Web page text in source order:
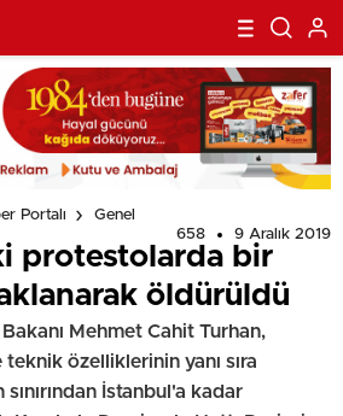
Portalı
Genel
658
9 Aralık 2019
protestolarda bir
öldürüldü
Mehmet Cahit Turhan,
özelliklerinin yanı sıra
İstanbul'a kadar